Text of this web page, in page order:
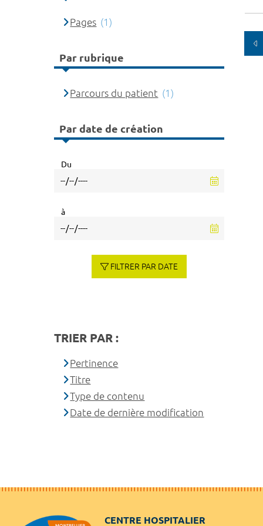
Pages (1)
Par rubrique
Parcours du patient (1)
Par date de création
Du
à
FILTRER PAR DATE
TRIER PAR :
Pertinence
Titre
Type de contenu
Date de dernière modification
CENTRE HOSPITALIER